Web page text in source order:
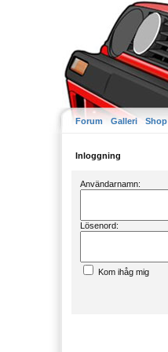
Forum Galleri Shop
Inloggning
Användarnamn:
Lösenord:
Kom ihåg mig